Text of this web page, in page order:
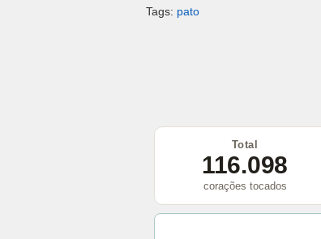
Tags: pato
Total
116.098
corações tocados